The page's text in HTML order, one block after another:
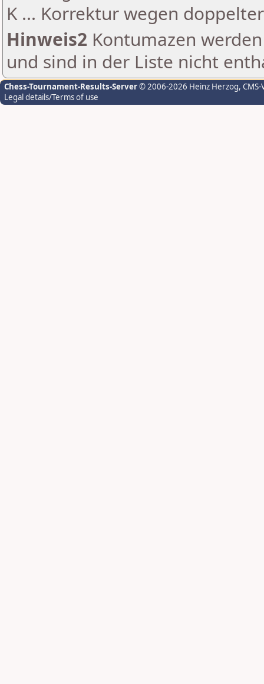
K ... Korrektur wegen
Hinweis2 Kontumazen
und sind in der Liste nicht
Chess-Tournament-Results-Server© 2006-2026 Heinz Herzog,
Legal details/Terms of use